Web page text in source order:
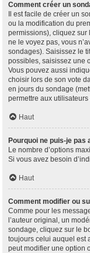
Comment créer un
Il est facile de créer un
ou la modification du
permissions), cliquez sur
ne le voyez pas, vous
sondages). Saisissez le
possibles, saisissez une
Vous pouvez aussi
choisir lors de son vote
en jours du sondage
permettre aux
Haut
Pourquoi ne puis-je pas
Le nombre d’options
Si vous avez besoin
Haut
Comment modifier ou
Comme pour les
l’auteur original, un
sondage, cliquez sur le
toujours celui auquel est
peut modifier une option